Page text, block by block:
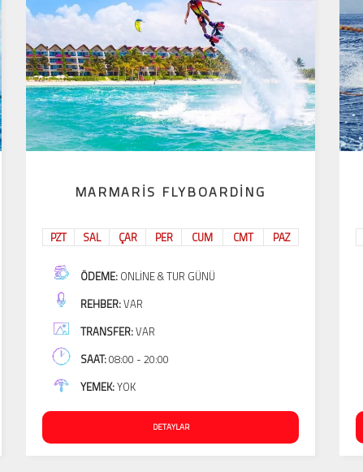
MARMARIS FLYBOARDING
PZT SAL ÇAR PER CUM CMT PAZ
ÖDEME: ONLINE & TUR GÜNÜ
REHBER:VAR
TRANSFER:VAR
SAAT:08:00 - 20:00
YEMEK:YOK
DETAYLAR